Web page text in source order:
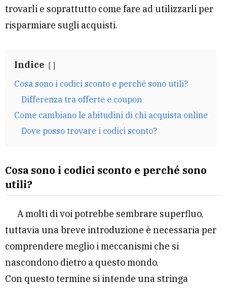
trovarli e soprattutto come fare ad utilizzarli per
risparmiare sugli acquisti.
Indice
Cosa sono i codici sconto e perché sono utili?
Differenza tra offerte e coupon
Come cambiano le abitudini di chi acquista online
Dove posso trovare i codici sconto?
Cosa sono i codici sconto e perché sono
utili?
A molti di voi potrebbe sembrare superfluo,
tuttavia una breve introduzione è necessaria per
comprendere meglio i meccanismi che si
nascondono dietro a questo mondo.
Con questo termine si intende una stringa